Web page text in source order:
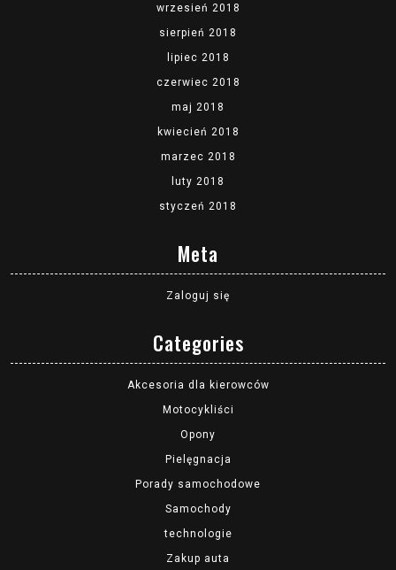
wrzesień 2018
sierpień 2018
lipiec 2018
czerwiec 2018
maj 2018
kwiecień 2018
marzec 2018
luty 2018
styczeń 2018
Meta
Zaloguj się
Categories
Akcesoria dla kierowców
Motocykliści
Opony
Pielęgnacja
Porady samochodowe
Samochody
technologie
Zakup auta